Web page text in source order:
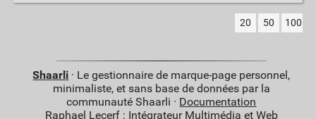
20 50 100
Shaarli · Le gestionnaire de marque-page personnel,
minimaliste, et sans base de données par la
communauté Shaarli · Documentation
Raphael Lecerf : Intégrateur Multimédia et Web